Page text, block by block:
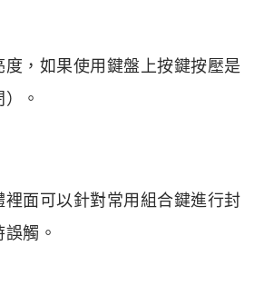
，如果使用鍵盤上按鍵按壓是
。
面可以針對常用組合鍵進行封
觸。